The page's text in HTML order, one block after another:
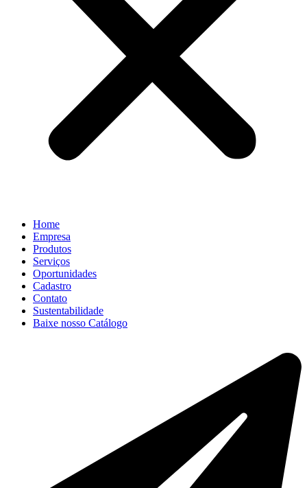
Home
Empresa
Produtos
Serviços
Oportunidades
Cadastro
Contato
Sustentabilidade
Baixe nosso Catálogo